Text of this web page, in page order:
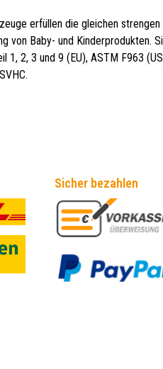
erfüllen die gleichen
von Baby- und Kinderprodukten.
1, 2, 3 und 9 (EU), ASTM F963
Sicher bezahlen